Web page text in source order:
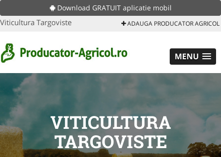
Download GRATUIT aplicatie mobil
Viticultura Targoviste ADAUGA PRODUCATOR AGRICOL
MENU
VITICULTURA
TARGOVISTE